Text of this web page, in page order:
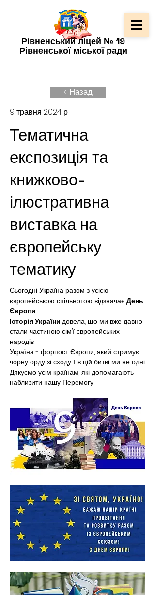
Рівненський ліцей № 19
Рівненської міської ради
< Назад
9 травня 2024 р.
Тематична
експозиція та
книжково-
ілюстративна
виставка на
європейську
тематику
Сьогодні Україна разом з усією
європейською спільнотою відзначає День
Європи
Історія України довела, що ми вже давно
стали частиною сім’ї європейських
народів.
Україна - форпост Європи, який стримує
чорну орду зі сходу. І в цій битві ми не одні.
Дякуємо усім країнам, які допомагають
наблизити нашу Перемогу!